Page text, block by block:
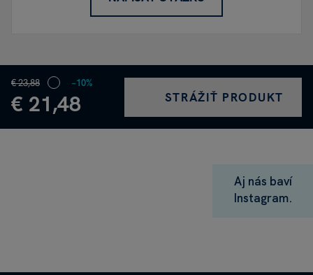
€ 23,88
€ 21,48
−10%
STRÁŽIŤ PRODUKT
Aj nás baví
Instagram.